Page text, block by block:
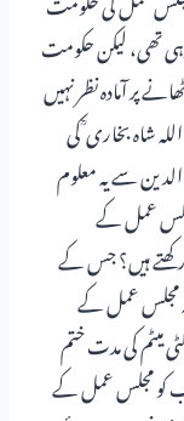
تھی، لیکن حکومت
پر آمادہ نظر نہیں
شاہ بخاری ؒ کی
سے یہ معلوم
عمل کے
رکھتے ہیں؟ جس کے
مجلس عمل کے
22 فروری کو اَلٹی میٹم کی مدت ختم
کی درمیانی شب کو مجلس عمل کے